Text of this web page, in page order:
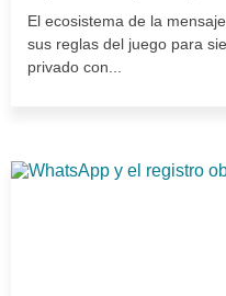
El ecosistema de la
sus reglas del juego para
privado con...